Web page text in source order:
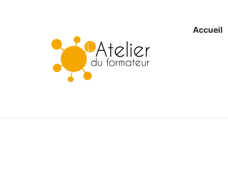
Accueil
Articles à la une